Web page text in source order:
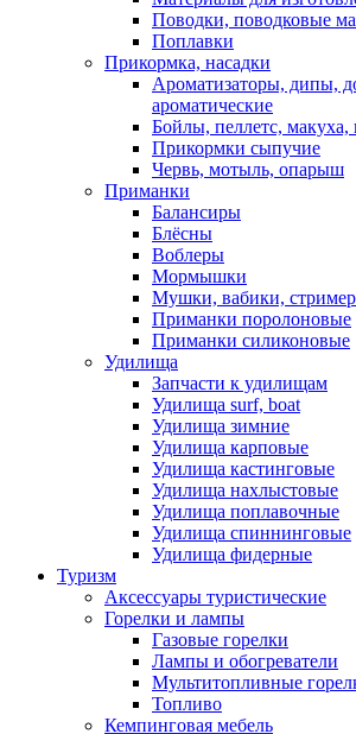
Поводки, поводковые
Поплавки
Прикормка, насадки
Ароматизаторы, дипы,
ароматические
Бойлы, пеллетс, макуха,
Прикормки сыпучие
Червь, мотыль, опарыш
Приманки
Балансиры
Блёсны
Воблеры
Мормышки
Мушки, вабики,
Приманки поролоновые
Приманки силиконовые
Удилища
Запчасти к удилищам
Удилища surf, boat
Удилища зимние
Удилища карповые
Удилища кастинговые
Удилища нахлыстовые
Удилища поплавочные
Удилища спиннинговые
Удилища фидерные
Туризм
Аксессуары туристические
Горелки и лампы
Газовые горелки
Лампы и обогреватели
Мультитопливные
Топливо
Кемпинговая мебель